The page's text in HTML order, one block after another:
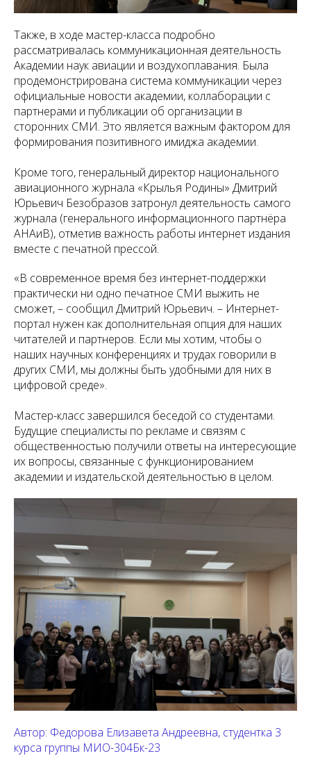
Также, в ходе мастер-класса подробно
рассматривалась коммуникационная деятельность
Академии наук авиации и воздухоплавания. Была
продемонстрирована система коммуникации через
официальные новости академии, коллаборации с
партнерами и публикации об организации в
сторонних СМИ. Это является важным фактором для
формирования позитивного имиджа академии.
Кроме того, генеральный директор национального
авиационного журнала «Крылья Родины» Дмитрий
Юрьевич Безобразов затронул деятельность самого
журнала (генерального информационного партнёра
АНАиВ), отметив важность работы интернет издания
вместе с печатной прессой.
«В современное время без интернет-поддержки
практически ни одно печатное СМИ выжить не
сможет, – сообщил Дмитрий Юрьевич. – Интернет-
портал нужен как дополнительная опция для наших
читателей и партнеров. Если мы хотим, чтобы о
наших научных конференциях и трудах говорили в
других СМИ, мы должны быть удобными для них в
цифровой среде».
Мастер-класс завершился беседой со студентами.
Будущие специалисты по рекламе и связям с
общественностью получили ответы на интересующие
их вопросы, связанные с функционированием
академии и издательской деятельностью в целом.
Автор: Федорова Елизавета Андреевна, студентка 3
курса группы МИО-304Бк-23